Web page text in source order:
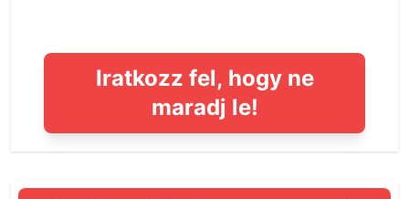
Iratkozz fel, hogy ne
maradj le!